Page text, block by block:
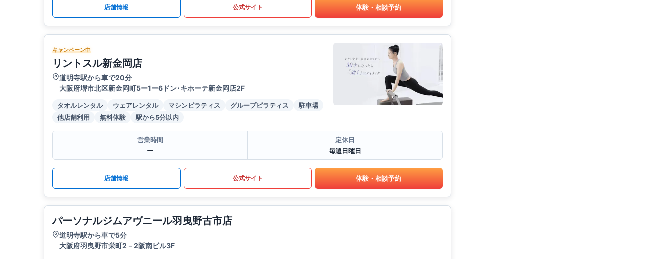
店舗情報 公式サイト 体験・相談予約
キャンペーン中
リントスル新金岡店
道明寺駅から車で20分
大阪府堺市北区新金岡町5ー1ー6ドン･キホーテ新金岡店2F
タオルレンタル ウェアレンタル マシンピラティス グループピラティス
駐車場
他店舗利用
無料体験 駅から5分以内
営業時間
ー
定休日
毎週日曜日
店舗情報 公式サイト 体験・相談予約
パーソナルジムアヴニール羽曳野古市店
道明寺駅から車で5分
大阪府羽曳野市栄町2－2阪南ビル3F